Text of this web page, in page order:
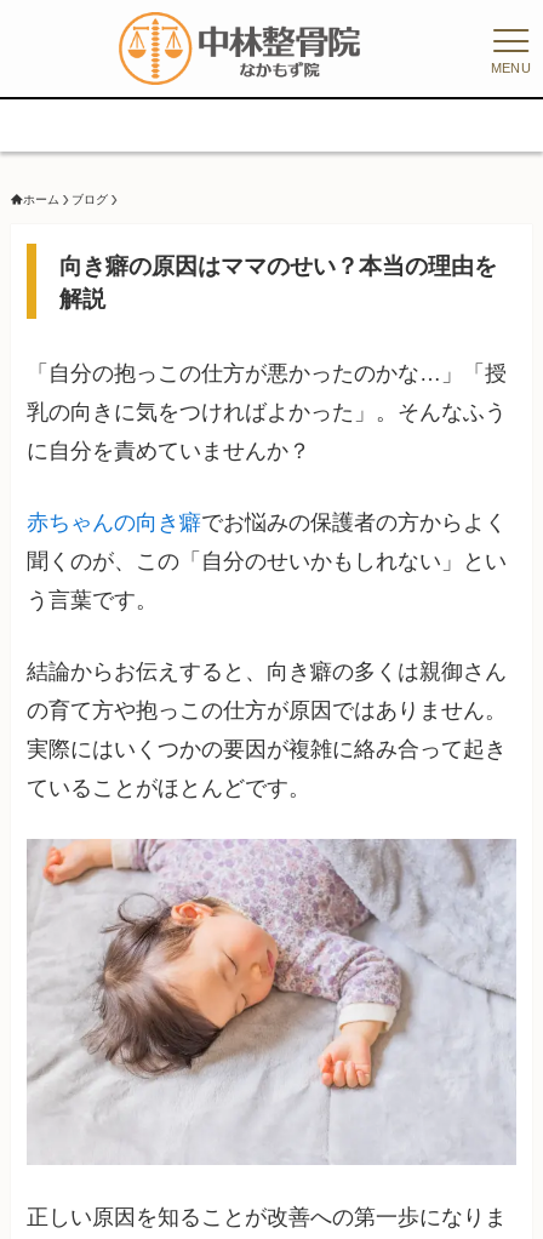
MENU
ホーム ブログ
向き癖の原因はママのせい？本当の理由を
解説
「自分の抱っこの仕方が悪かったのかな…」「授
乳の向きに気をつければよかった」。そんなふう
に自分を責めていませんか？
赤ちゃんの向き癖でお悩みの保護者の方からよく
聞くのが、この「自分のせいかもしれない」とい
う言葉です。
結論からお伝えすると、向き癖の多くは親御さん
の育て方や抱っこの仕方が原因ではありません。
実際にはいくつかの要因が複雑に絡み合って起き
ていることがほとんどです。
正しい原因を知ることが改善への第一歩になりま